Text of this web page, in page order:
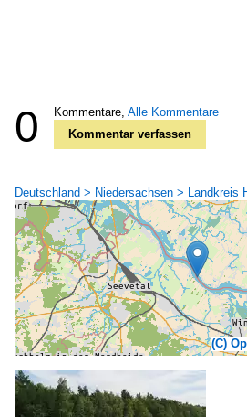
0 Kommentare, Alle Kommentare
Kommentar verfassen
Deutschland > Niedersachsen > Landkreis
(C)